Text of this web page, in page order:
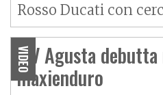
Rosso Ducati con
VIDEO
MV Agusta
maxienduro